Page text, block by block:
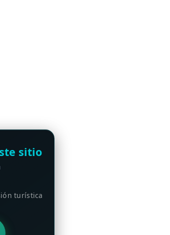
sitio
turística